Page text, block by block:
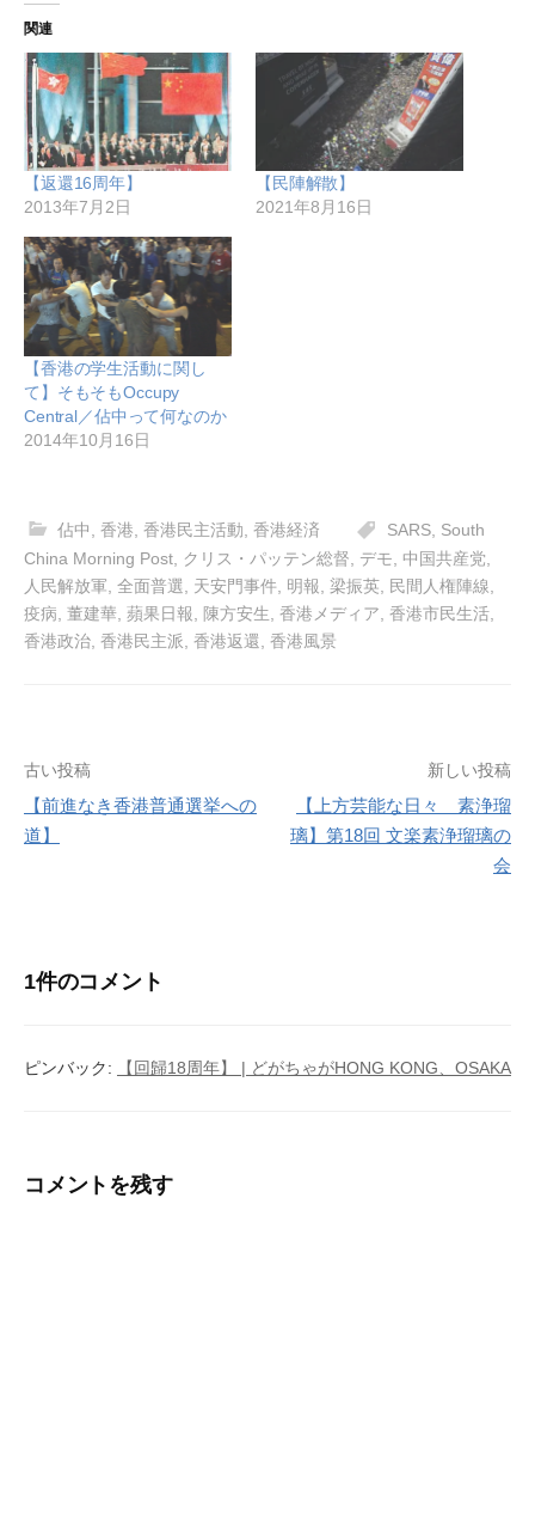
関連
【返還16周年】
2013年7月2日
【民陣解散】
2021年8月16日
【香港の学生活動に関し
て】そもそもOccupy
Central／佔中って何なのか
2014年10月16日
佔中 香港 香港民主活動 香港経済 SARS South
China Morning Post
クリス・パッテン総督 デモ 中国共産党
人民解放軍 全面普選 天安門事件 明報 梁振英 民間人権陣線
疫病 董建華 蘋果日報 陳方安生 香港メディア 香港市民生活
香港政治 香港民主派 香港返還 香港風景
投
稿
ー
古い投稿
【前進なき香港普通選挙への
道】
新しい投稿
【上方芸能な日々 素浄瑠
璃】第18回 文楽素浄瑠璃の
会
1件のコメント
ピンバック: 【回歸18周年】 | どがちゃがHONG KONG、OSAKA
コメントを残す